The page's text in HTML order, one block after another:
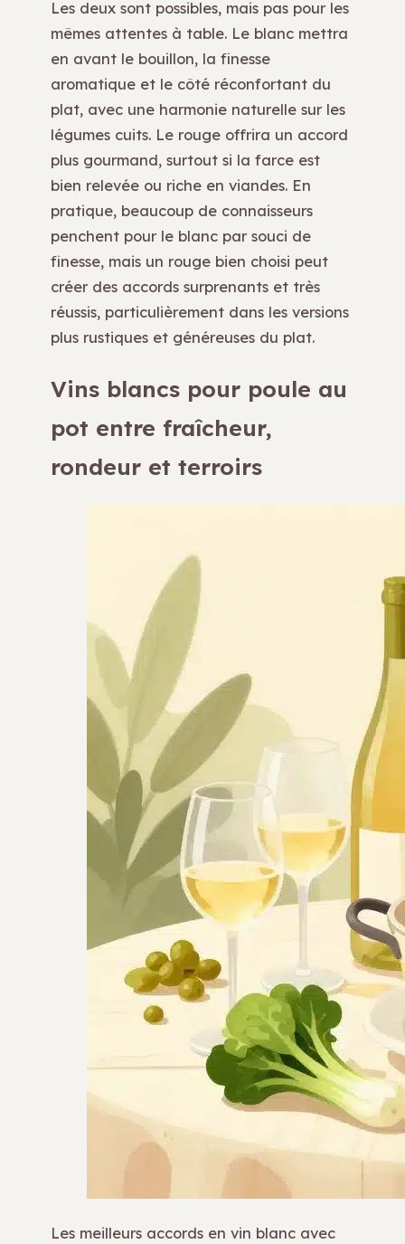
Les deux sont possibles, mais pas pour les
mêmes attentes à table. Le blanc mettra
en avant le bouillon, la finesse
aromatique et le côté réconfortant du
plat, avec une harmonie naturelle sur les
légumes cuits. Le rouge offrira un accord
plus gourmand, surtout si la farce est
bien relevée ou riche en viandes. En
pratique, beaucoup de connaisseurs
penchent pour le blanc par souci de
finesse, mais un rouge bien choisi peut
créer des accords surprenants et très
réussis, particulièrement dans les versions
plus rustiques et généreuses du plat.
Vins blancs pour poule au
pot entre fraîcheur,
rondeur et terroirs
Les meilleurs accords en vin blanc avec